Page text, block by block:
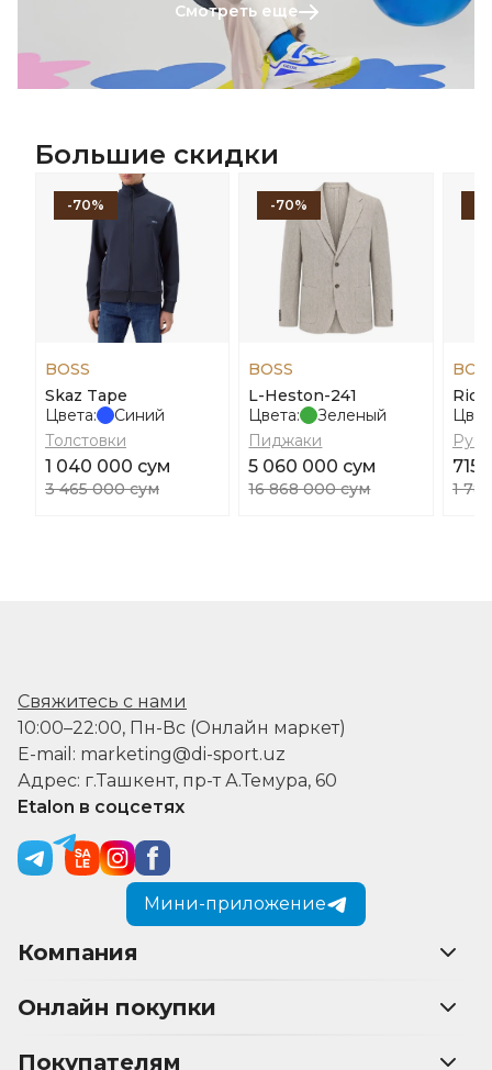
Смотреть еще
Большие скидки
-70%
BOSS
Skaz Tape
Цвета:
Синий
Толстовки
1 040 000 сум
3 465 000 сум
-70%
BOSS
L-Heston-241
Цвета:
Зеленый
Пиджаки
5 060 000 сум
16 868 000 сум
715
1
Свяжитесь с нами
10:00–22:00, Пн-Вс (Онлайн маркет)
E-mail: marketing@di-sport.uz
Адрес: г.Ташкент, пр-т А.Темура, 60
Etalon в соцсетях
Мини-приложение
Компания
Онлайн покупки
Покупателям